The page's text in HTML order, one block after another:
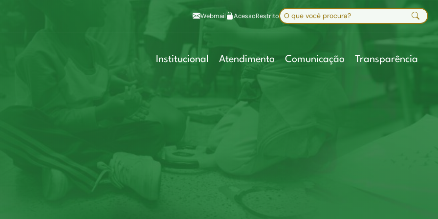
Mapa do site
Webmail AcessoRestritoBuscar no site
Digite sua busca e pressione Enter
Institucional Atendimento Comunicação Transparência